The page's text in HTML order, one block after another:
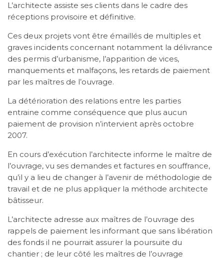
L’architecte assiste ses clients dans le cadre des
réceptions provisoire et définitive.
Ces deux projets vont être émaillés de multiples et
graves incidents concernant notamment la délivrance
des permis d’urbanisme, l’apparition de vices,
manquements et malfaçons, les retards de paiement
par les maîtres de l’ouvrage.
La détérioration des relations entre les parties
entraine comme conséquence que plus aucun
paiement de provision n’intervient après octobre
2007.
En cours d’exécution l’architecte informe le maître de
l’ouvrage, vu ses demandes et factures en souffrance,
qu’il y a lieu de changer à l’avenir de méthodologie de
travail et de ne plus appliquer la méthode architecte
bâtisseur.
L’architecte adresse aux maîtres de l’ouvrage des
rappels de paiement les informant que sans libération
des fonds il ne pourrait assurer la poursuite du
chantier ; de leur côté les maîtres de l’ouvrage